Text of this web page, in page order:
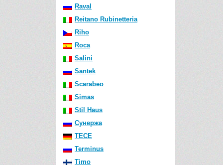
Raval
Reitano Rubinetteria
Riho
Roca
Salini
Santek
Scarabeo
Simas
Stil Haus
Сунержа
TECE
Terminus
Timo